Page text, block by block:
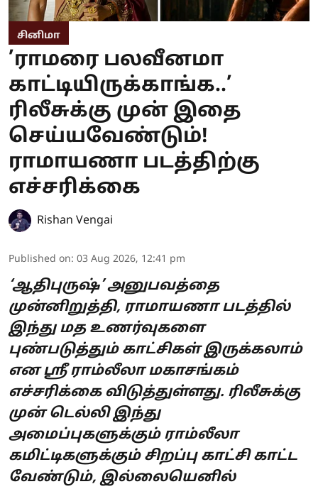
சினிமா
’ராமரை பலவீனமா
காட்டியிருக்காங்க..’
ரிலீசுக்கு முன் இதை
செய்யவேண்டும்!
ராமாயணா படத்திற்கு
எச்சரிக்கை
Rishan Vengai
Published on: 03 Aug 2026, 12:41 pm
‘ஆதிபுருஷ்’ அனுபவத்தை
முன்னிறுத்தி, ராமாயணா படத்தில்
இந்து மத உணர்வுகளை
புண்படுத்தும் காட்சிகள் இருக்கலாம்
என ஸ்ரீ ராம்லீலா மகாசங்கம்
எச்சரிக்கை விடுத்துள்ளது. ரிலீசுக்கு
முன் டெல்லி இந்து
அமைப்புகளுக்கும் ராம்லீலா
கமிட்டிகளுக்கும் சிறப்பு காட்சி காட்ட
வேண்டும், இல்லையெனில்